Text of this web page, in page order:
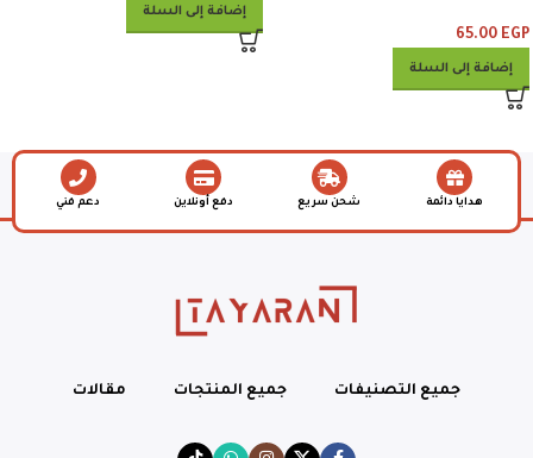
65.00 EGP
إضافة إلى السلة
إضافة إلى السلة
هدايا دائمة شحن سريع دفع أونلاين دعم فني
جميع التصنيفات جميع المنتجات مقالات